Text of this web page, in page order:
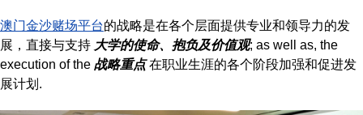
澳门金沙赌场平台的战略是在各个层面提供专业和领导力的发
展，直接与支持 大学的使命、抱负及价值观; as well as, the
execution of the 战略重点在职业生涯的各个阶段加强和促进发
展计划.